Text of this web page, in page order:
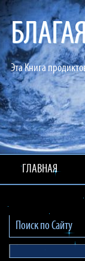
Эта Книга
ГЛАВНАЯ
Поиск по Сайту